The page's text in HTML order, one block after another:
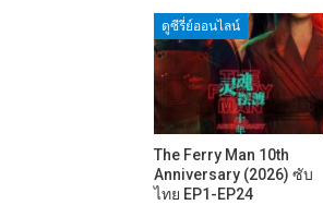
ดูซีรี่ย์ออนไลน์
The Ferry Man 10th
Anniversary (2026) ซับ
ไทย EP1-EP24